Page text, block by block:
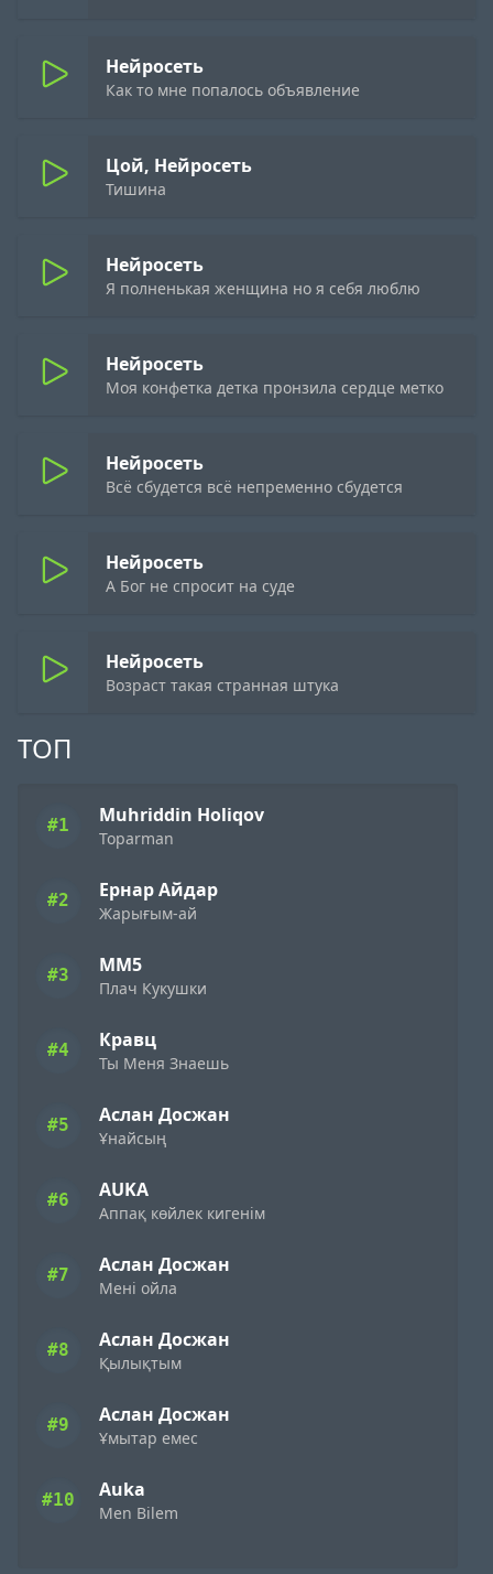
ТОП
#1 Muhriddin Holiqov
Toparman
#2 Ернар Айдар
Жарығым-ай
#3 ММ5
Плач Кукушки
#4 Кравц
Ты Меня Знаешь
#5 Аслан Досжан
Ұнайсың
#6 AUKA
Аппақ көйлек кигенім
#7 Аслан Досжан
Мені ойла
#8 Аслан Досжан
Қылықтым
#9 Аслан Досжан
Ұмытар емес
#10 Auka
Men Bilem
Нейросеть
Как то мне попалось объявление
Цой, Нейросеть
Тишина
Нейросеть
Я полненькая женщина но я себя люблю
Нейросеть
Моя конфетка детка пронзила сердце метко
Нейросеть
Всё сбудется всё непременно сбудется
Нейросеть
А Бог не спросит на суде
Нейросеть
Возраст такая странная штука